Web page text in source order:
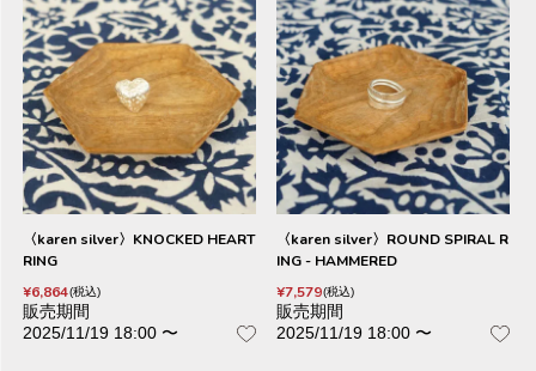
〈karen silver〉KNOCKED HEART
RING
¥6,864 税込
販売期間
2025/11/19 18:00 〜
〈karen silver〉ROUND SPIRAL R
ING - HAMMERED
¥7,579 税込
販売期間
2025/11/19 18:00 〜